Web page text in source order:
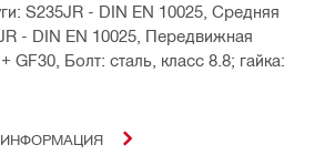
S235JR - DIN EN 10025, Средняя
- DIN EN 10025, Передвижная
GF30, Болт: сталь, класс 8.8; гайка: